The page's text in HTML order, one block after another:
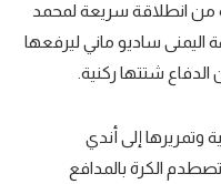
من انطلاقة سريعة لمحمد
اليمنى ساديو ماني ليرفعها
شتتها ركنية.
وتمريرها إلى أندي
الكرة بالمدافع